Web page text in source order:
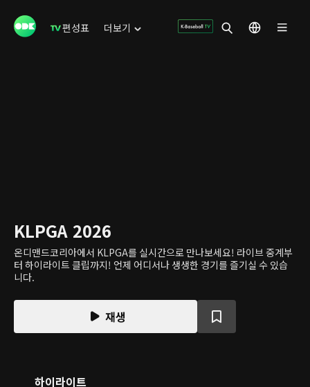
편성표 더보기
KLPGA 2026
온디맨드코리아에서 KLPGA를 실시간으로 만나보세요! 라이브 중계부
터 하이라이트 클립까지! 언제 어디서나 생생한 경기를 즐기실 수 있습
니다.
재생
하이라이트